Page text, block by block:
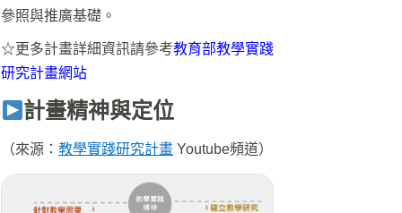
參照與推廣基礎。
☆更多計畫詳細資訊請參考教育部教學實踐
研究計畫網站
計畫精神與定位
（來源： 教學實踐研究計畫 Youtube頻道）